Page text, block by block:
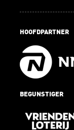
HOOFDPARTNER
BEGUNSTIGER